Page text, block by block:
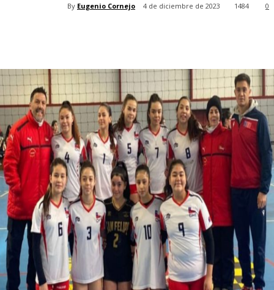
By Eugenio Cornejo 4 de diciembre de 2023 0
1484